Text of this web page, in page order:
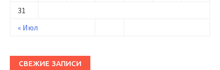
« Июл
31
СВЕЖИЕ ЗАПИСИ